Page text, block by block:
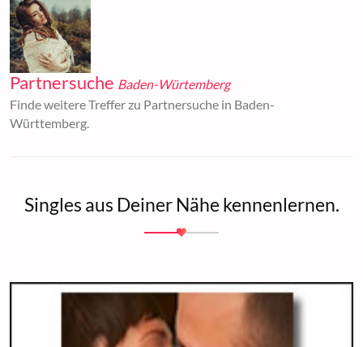
Partnersuche Baden-Würtemberg
Finde weitere Treffer zu Partnersuche in Baden-
Württemberg.
Singles aus Deiner Nähe kennenlernen.